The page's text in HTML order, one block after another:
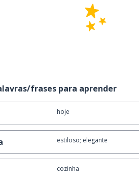
frases para aprender
hoje
estiloso; elegante
cozinha